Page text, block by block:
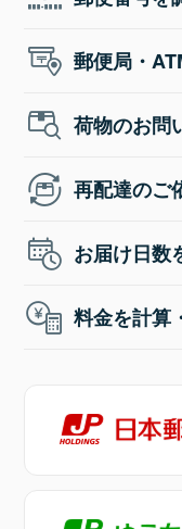
郵便局・
荷物のお問
再配達のご
お届け日数
料金を計算